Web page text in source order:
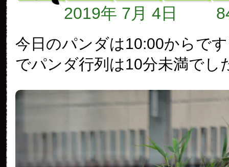
2019年 7月 4日
今日のパンダは10:00からで
でパンダ行列は10分未満でし